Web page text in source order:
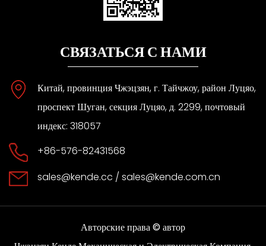
СВЯЗАТЬСЯ С НАМИ
Китай, провинция Чжэцзян, г. Тайчжоу, район Луцяо,
проспект Шуган, секция Луцяо, д. 2299, почтовый
индекс: 318057
+86-576-82431568
sales@kende.cc / sales@kende.com.cn
Авторские права © автор